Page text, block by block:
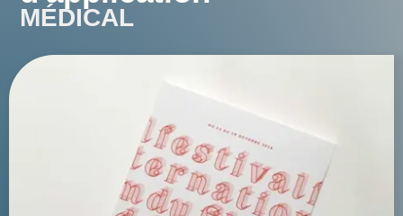
MÉDICAL